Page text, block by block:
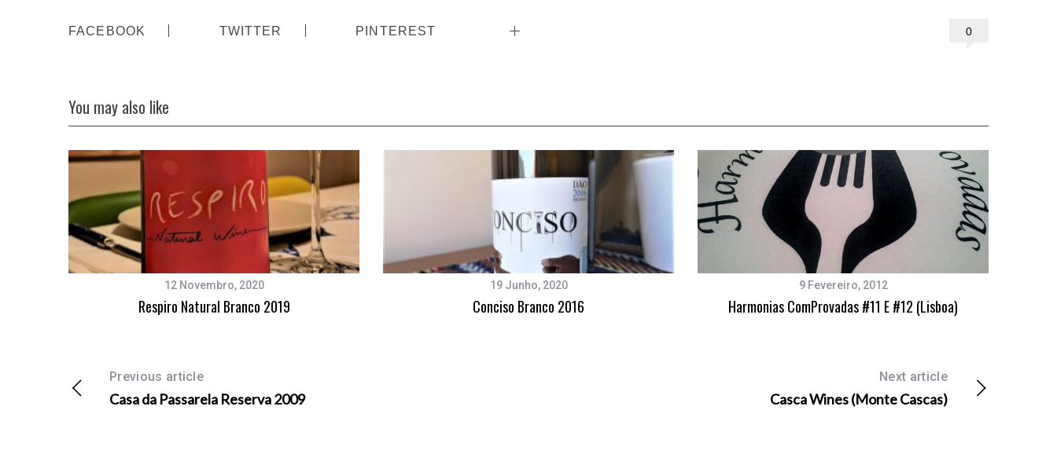
0
FACEBOOK TWITTER PINTEREST
You may also like
12 Novembro, 2020
Respiro Natural Branco 2019
19 Junho, 2020
Conciso Branco 2016
9 Fevereiro, 2012
Harmonias ComProvadas #11 E #12 (Lisboa)
Previous article
Casa da Passarela Reserva 2009
Next article
Casca Wines (Monte Cascas)